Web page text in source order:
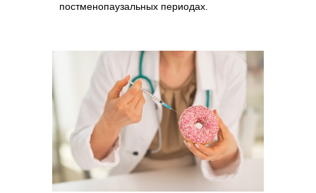
постменопаузальных периодах.